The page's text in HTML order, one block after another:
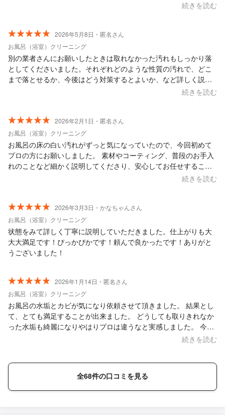
にも悪いと思いましたので、評価の高いフューチャースマイルさ
だいたとのこと。 祖母も大変喜んでいました。 長年掃除していな
かったため、多少残ってしまっても仕方ないと思っていたのです
が、ここまで綺麗にしていただけるとは思わず感無量です。 また
機会がありましたらぜひ宜しくお願いいたします！
続きを読む
2026年5月8日・匿名さん
お風呂（浴室）クリーニング
別の業者さんにお願いしたときは取れなかった汚れもしっかり落
としてくださいました。それぞれどのような性質の汚れで、どこ
まで落とせるか、今後はどう対策するとよいか、など詳しく説明
続きを読む
2026年2月1日・匿名さん
お風呂（浴室）クリーニング
お風呂の床の白い汚れがずっと気になっていたので、今回初めて
プロの方にお願いしました。 素材やコーティング、普段のお手入
れのことなど細かく説明してくださり、安心してお任せすること
ができました！ お風呂は床も壁も全てピカピカで大満足です！ ま
続きを読む
2026年3月3日・かなちゃんさん
お風呂（浴室）クリーニング
状態をみて詳しく丁寧に説明していただきました。仕上がりも大
大大満足です！ぴっかぴかです！頼んで良かったです！ありがと
うございました！
2026年1月14日・匿名さん
お風呂（浴室）クリーニング
お風呂の水垢とカビが気になり依頼させて頂きました。 結果とし
て、とても満足することが出来ました。 どうしても取りきれなか
った水垢も綺麗になりやはりプロは違うなと実感しました。 今後
の維持方法も教えて頂いたので、綺麗な状態を保てるように頑張
続きを読む
全68件の口コミを見る